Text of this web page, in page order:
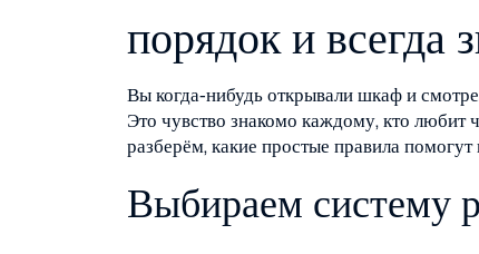
порядок и всегда
Вы когда‑нибудь открывали шкаф и
Это чувство знакомо каждому, кто любит
разберём, какие простые правила
Выбираем систему